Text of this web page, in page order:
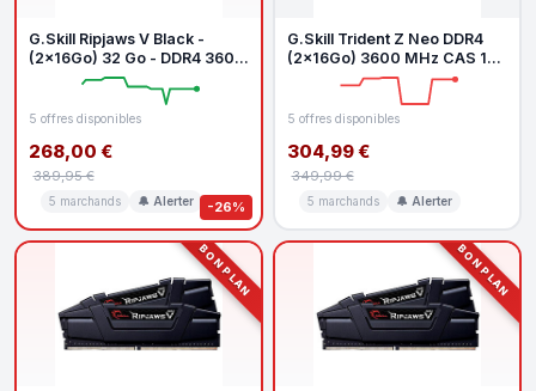
-26%
G.Skill Ripjaws V Black -
(2x16Go) 32 Go - DDR4 3600
MHz CL18
5 offres disponibles
268,00 €
389,95 €
5 marchands 🔔 Alerter
G.Skill Trident Z Neo DDR4
(2x16Go) 3600 MHz CAS 16
5 offres disponibles
304,99 €
349,99 €
5 marchands 🔔 Alerter
BON PLAN BON PLAN